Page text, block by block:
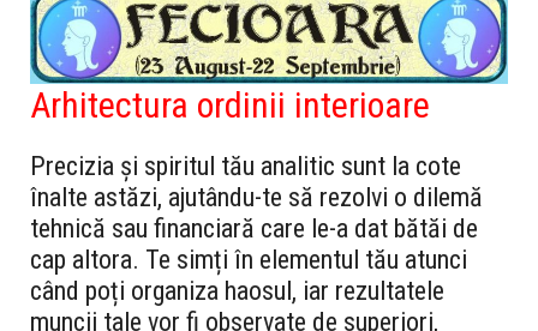
Arhitectura ordinii interioare
Precizia și spiritul tău analitic sunt la cote
înalte astăzi, ajutându-te să rezolvi o dilemă
tehnică sau financiară care le-a dat bătăi de
cap altora. Te simți în elementul tău atunci
când poți organiza haosul, iar rezultatele
muncii tale vor fi observate de superiori,